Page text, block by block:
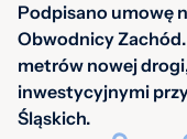
Podpisano umowę
Obwodnicy
metrów nowej
inwestycyjnymi
Śląskich.